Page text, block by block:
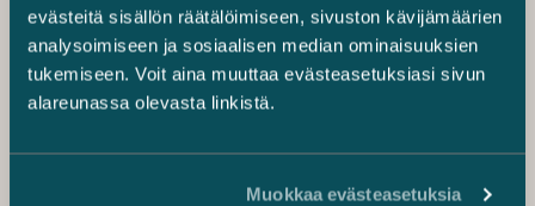
evästeitä sisällön räätälöimiseen, sivuston kävijämäärien
analysoimiseen ja sosiaalisen median ominaisuuksien
tukemiseen. Voit aina muuttaa evästeasetuksiasi sivun
alareunassa olevasta linkistä.
Muokkaa evästeasetuksia